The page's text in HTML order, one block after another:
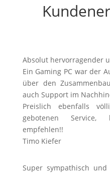
Absolut hervorragender
Ein Gaming PC war der
über den
auch Support im
Preislich ebenfalls
gebotenen
empfehlen!!
Timo Kiefer
Super sympathisch